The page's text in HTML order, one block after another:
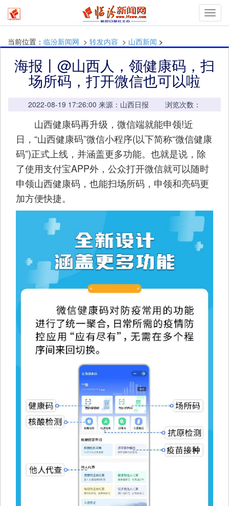
当前位置： 临汾新闻网 > 转发内容 > 山西新闻 >
海报丨@山西人，领健康码，扫
场所码，打开微信也可以啦
2022-08-19 17:26:00 来源：山西日报 浏览次数：
山西健康码再升级，微信端就能申领!近
日，“山西健康码”微信小程序(以下简称“微信健康
码”)正式上线，并涵盖更多功能。也就是说，除
了使用支付宝APP外，公众打开微信就可以随时
申领山西健康码，也能扫场所码，申领和亮码更
加方便快捷。